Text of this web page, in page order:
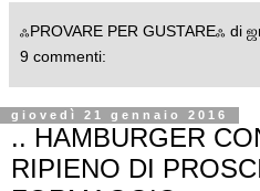
ஃPROVARE PER GUSTAREஃ di
9 commenti:
giovedì 21 gennaio 2016
.. HAMBURGER
RIPIENO DI